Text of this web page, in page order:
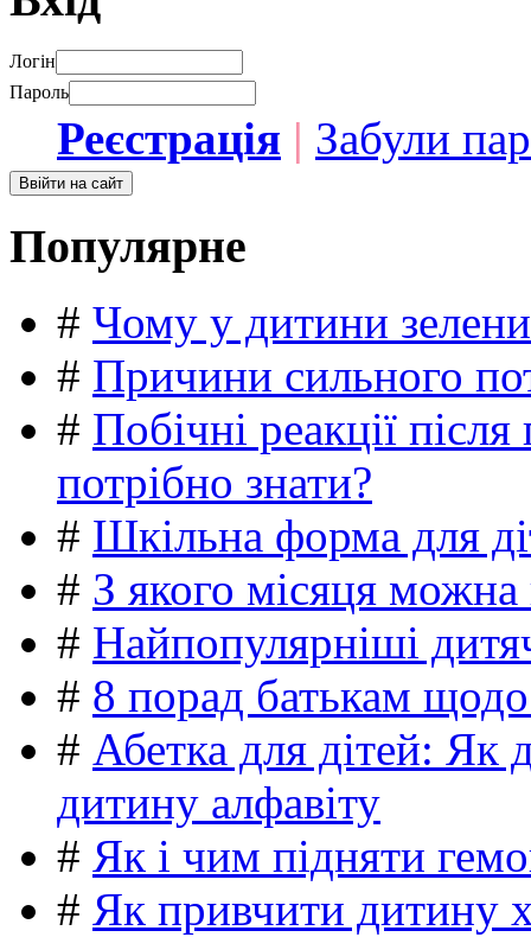
Логін
Пароль
Реєстрація | Забули
Популярне
# Чому у дитини
# Причини сильного
# Побічні реакції
потрібно знати?
# Шкільна форма для
# З якого місяця можна
# Найпопулярніші
# 8 порад батькам
# Абетка для дітей: Як
дитину алфавіту
# Як і чим підняти
# Як привчити дитину